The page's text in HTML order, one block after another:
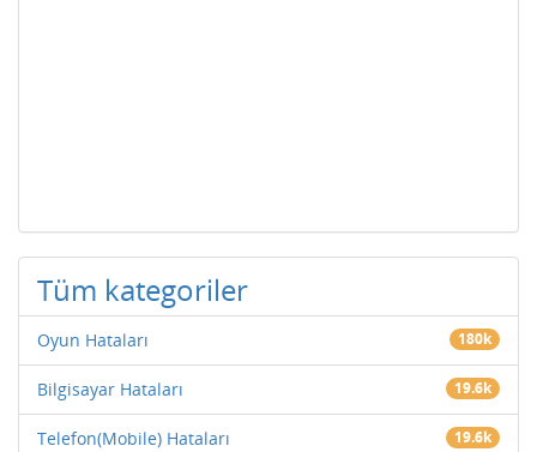
Tüm kategoriler
Oyun Hataları 180k
Bilgisayar Hataları 19.6k
Telefon(Mobile) Hataları 19.6k